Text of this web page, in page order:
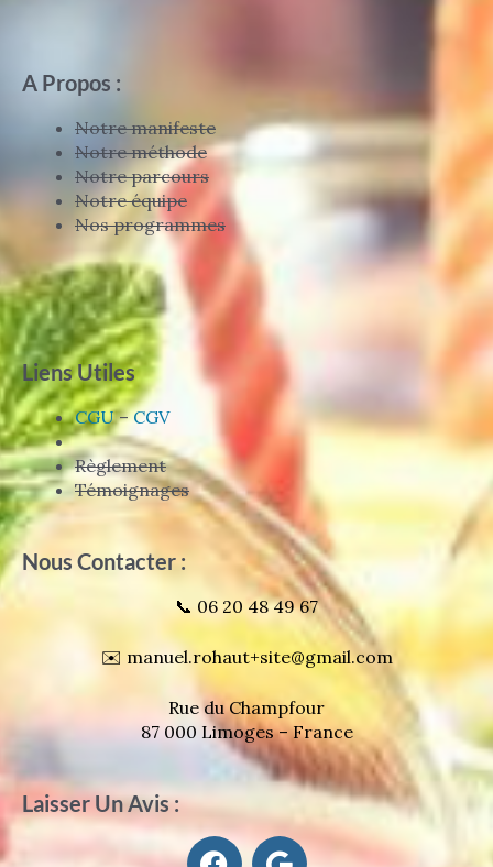
A Propos :
Notre manifeste
Notre méthode
Notre parcours
Notre équipe
Nos programmes
Liens Utiles
CGU–CGV
Règlement
Témoignages
Nous Contacter :
📞 06 20 48 49 67
✉️ manuel.rohaut+site@gmail.com
Rue du Champfour
87 000 Limoges – France
Laisser Un Avis :
F G